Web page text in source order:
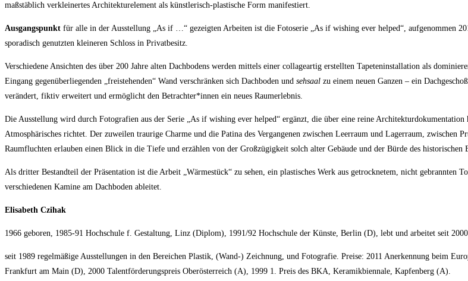
maßstäblich verkleinertes Architekturelement als künstlerisch-plastische Form manifestiert.
Ausgangspunkt für alle in der Ausstellung „As if …“ gezeigten Arbeiten ist die Fotoserie „As if wishing ever helped“, aufgenommen
sporadisch genutzten kleineren Schloss in Privatbesitz.
Verschiedene Ansichten des über 200 Jahre alten Dachbodens werden mittels einer collageartig erstellten Tapeteninstallation als
Eingang gegenüberliegenden „freistehenden“ Wand verschränken sich Dachboden und sehsaal zu einem neuen Ganzen – ein
verändert, fiktiv erweitert und ermöglicht den Betrachter*innen ein neues Raumerlebnis.
Die Ausstellung wird durch Fotografien aus der Serie „As if wishing ever helped“ ergänzt, die über eine reine
Atmosphärisches richtet. Der zuweilen traurige Charme und die Patina des Vergangenen zwischen Leerraum und Lagerraum, zwischen
Raumfluchten erlauben einen Blick in die Tiefe und erzählen von der Großzügigkeit solch alter Gebäude und der Bürde des historischen
Als dritter Bestandteil der Präsentation ist die Arbeit „Wärmestück“ zu sehen, ein plastisches Werk aus getrocknetem, nicht gebrannten
verschiedenen Kamine am Dachboden ableitet.
Elisabeth Czihak
1966 geboren, 1985-91 Hochschule f. Gestaltung, Linz (Diplom), 1991/92 Hochschule der Künste, Berlin (D), lebt und arbeitet seit
seit 1989 regelmäßige Ausstellungen in den Bereichen Plastik, (Wand-) Zeichnung, und Fotografie. Preise: 2011 Anerkennung beim
Frankfurt am Main (D), 2000 Talentförderungspreis Oberösterreich (A), 1999 1. Preis des BKA, Keramikbiennale, Kapfenberg (A).